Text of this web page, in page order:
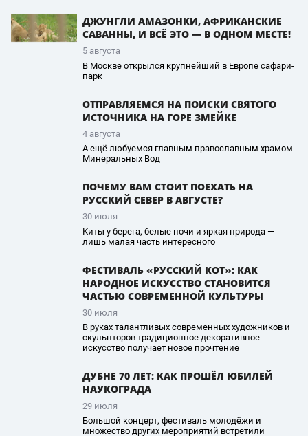
ДЖУНГЛИ АМАЗОНКИ, АФРИКАНСКИЕ
САВАННЫ, И ВСЁ ЭТО — В ОДНОМ МЕСТЕ!
5 августа
В Москве открылся крупнейший в Европе сафари-
парк
ОТПРАВЛЯЕМСЯ НА ПОИСКИ СВЯТОГО
ИСТОЧНИКА НА ГОРЕ ЗМЕЙКЕ
4 августа
А ещё любуемся главным православным храмом
Минеральных Вод
ПОЧЕМУ ВАМ СТОИТ ПОЕХАТЬ НА
РУССКИЙ СЕВЕР В АВГУСТЕ?
30 июля
Киты у берега, белые ночи и яркая природа —
лишь малая часть интересного
ФЕСТИВАЛЬ «РУССКИЙ КОТ»: КАК
НАРОДНОЕ ИСКУССТВО СТАНОВИТСЯ
ЧАСТЬЮ СОВРЕМЕННОЙ КУЛЬТУРЫ
30 июля
В руках талантливых современных художников и
скульпторов традиционное декоративное
искусство получает новое прочтение
ДУБНЕ 70 ЛЕТ: КАК ПРОШЁЛ ЮБИЛЕЙ
НАУКОГРАДА
29 июля
Большой концерт, фестиваль молодёжи и
множество других мероприятий встретили